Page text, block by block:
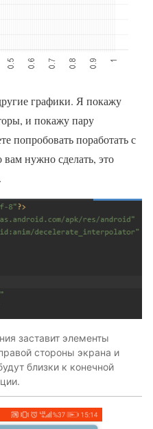
графики. Я покажу
и покажу пару
попробовать поработать с
нужно сделать, это
заставит элементы
стороны экрана и
близки к конечной